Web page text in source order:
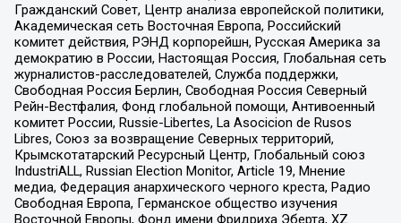
Гражданский Совет, Центр анализа европейской политики,
Академическая сеть Восточная Европа, Российский
комитет действия, РЭНД корпорейшн, Русская Америка за
демократию в России, Настоящая Россия, Глобальная сеть
журналистов-расследователей, Служба поддержки,
Свободная Россия Берлин, Свободная Россия Северный
Рейн-Вестфалия, Фонд глобальной помощи, Антивоенный
комитет России, Russie-Libertes, La Asocicion de Rusos
Libres, Союз за возвращение Северных территорий,
Крымскотатарский Ресурсный Центр, Глобальный союз
IndustriALL, Russian Election Monitor, Article 19, Мнение
медиа, Федерация анархического черного креста, Радио
Свободная Европа, Германское общество изучения
Восточной Европы, Фонд имени Фридриха Эберта, XZ